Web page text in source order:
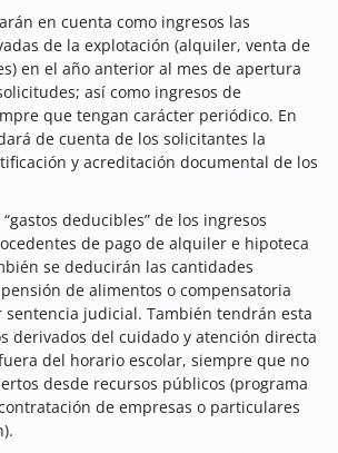
en cuenta como ingresos las
de la explotación (alquiler, venta de
en el año anterior al mes de apertura
así como ingresos de
que tengan carácter periódico. En
de cuenta de los solicitantes la
y acreditación documental de los
deducibles” de los ingresos
de pago de alquiler e hipoteca
se deducirán las cantidades
de alimentos o compensatoria
sentencia judicial. También tendrán esta
derivados del cuidado y atención directa
del horario escolar, siempre que no
desde recursos públicos (programa
de empresas o particulares